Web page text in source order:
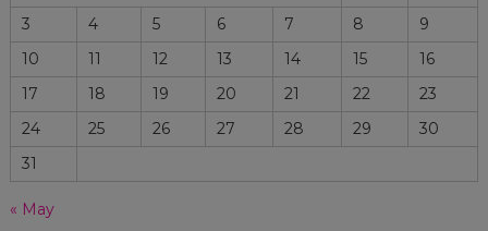
3
4 5 6 7 8
9
10
11 12 13 14 15
16
17
18 19 20 21 22
23
24
25 26 27 28 29
30
31
« May